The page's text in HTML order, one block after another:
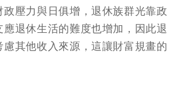
政壓力與日俱增，退休族群光靠政
應退休生活的難度也增加，因此退
其他收入來源，這讓財富規畫的